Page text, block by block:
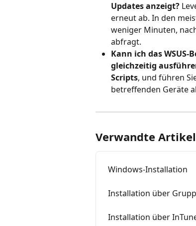
Updates anzeigt?
erneut ab. In den
weniger Minuten,
abfragt.
Kann ich das
gleichzeitig
Scripts, und führen
betreffenden Geräte
Verwandte Artikel
Windows-Installation
Installation über
Installation über